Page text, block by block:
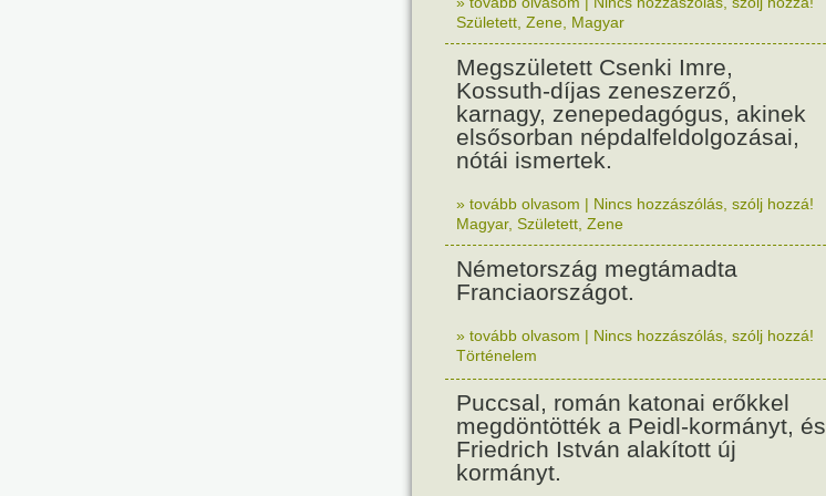
Született Zene Magyar
Megszületett Csenki Imre,
Kossuth-díjas zeneszerző,
karnagy, zenepedagógus, akinek
elsősorban népdalfeldolgozásai,
nótái ismertek.
» tovább olvasom | Nincs hozzászólás, szólj hozzá!
Magyar, Született Zene
Németország megtámadta
Franciaországot.
» tovább olvasom | Nincs hozzászólás, szólj hozzá!
Történelem
Puccsal, román katonai erőkkel
megdöntötték a Peidl-kormányt, és
Friedrich István alakított új
kormányt.